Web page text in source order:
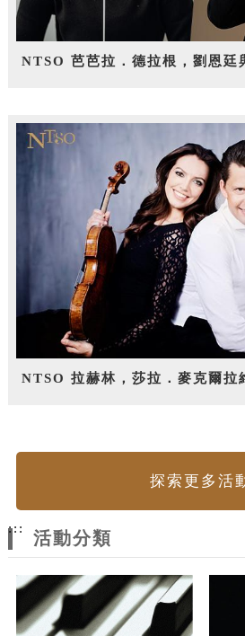
NTSO 芭芭拉．德拉根，劉恩廷
NTSO 拉赫林，莎拉．麥克爾拉
探索更多活
:::
活動分類